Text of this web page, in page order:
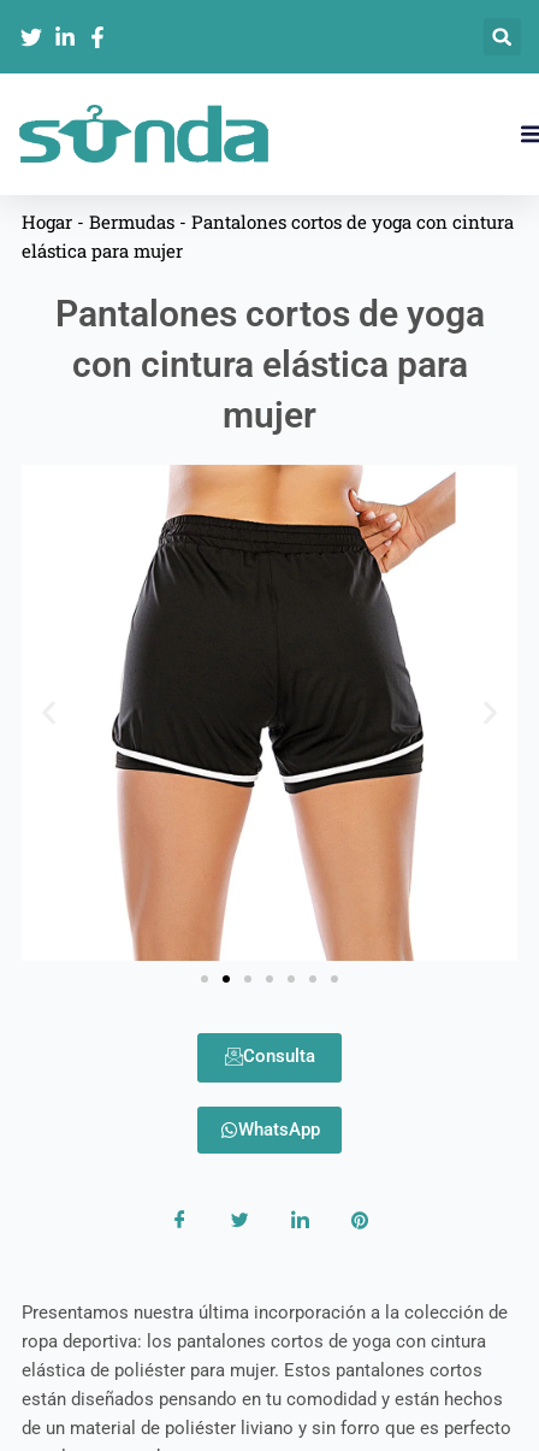
contenido
Hogar- Bermudas- Pantalones cortos de yoga con cintura
elástica para mujer
Pantalones cortos de yoga
con cintura elástica para
mujer
Consulta
WhatsApp
Presentamos nuestra última incorporación a la colección de
ropa deportiva: los pantalones cortos de yoga con cintura
elástica de poliéster para mujer. Estos pantalones cortos
están diseñados pensando en tu comodidad y están hechos
de un material de poliéster liviano y sin forro que es perfecto